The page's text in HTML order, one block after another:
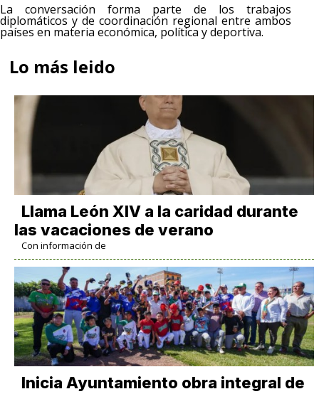
La conversación forma parte de los trabajos
diplomáticos y de coordinación regional entre ambos
países en materia económica, política y deportiva.
Lo más leido
Llama León XIV a la caridad durante
las vacaciones de verano
Con información de
Inicia Ayuntamiento obra integral de